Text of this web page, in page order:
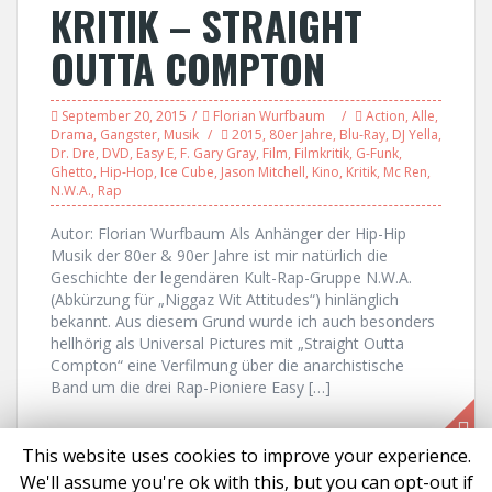
KRITIK – STRAIGHT
OUTTA COMPTON
September 20, 2015 Florian Wurfbaum Action, Alle,
Drama, Gangster, Musik 2015, 80er Jahre, Blu-Ray, DJ Yella,
Dr. Dre, DVD, Easy E, F. Gary Gray, Film, Filmkritik, G-Funk,
Ghetto, Hip-Hop, Ice Cube, Jason Mitchell, Kino, Kritik, Mc Ren,
N.W.A., Rap
Autor: Florian Wurfbaum Als Anhänger der Hip-Hip
Musik der 80er & 90er Jahre ist mir natürlich die
Geschichte der legendären Kult-Rap-Gruppe N.W.A.
(Abkürzung für „Niggaz Wit Attitudes“) hinlänglich
bekannt. Aus diesem Grund wurde ich auch besonders
hellhörig als Universal Pictures mit „Straight Outta
Compton“ eine Verfilmung über die anarchistische
Band um die drei Rap-Pioniere Easy […]
This website uses cookies to improve your experience.
We'll assume you're ok with this, but you can opt-out if